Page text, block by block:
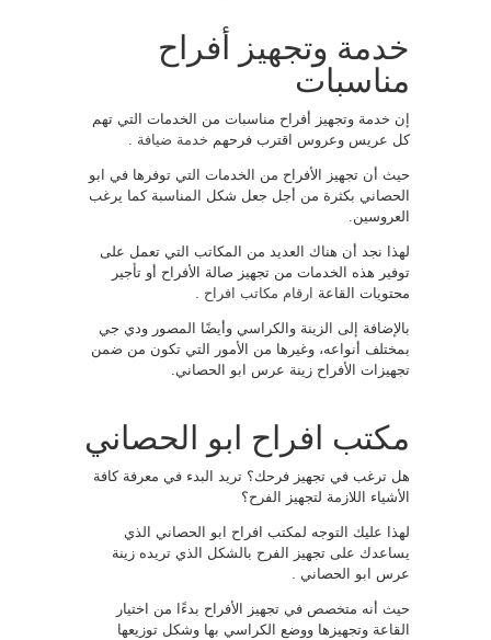
خدمة وتجهيز أفراح
مناسبات
إن خدمة وتجهيز أفراح مناسبات من الخدمات التي تهم
كل عريس وعروس اقترب فرحهم خدمة ضيافة
حيث أن تجهيز الأفراح من الخدمات التي توفرها في ابو
الحصاني بكثرة من أجل جعل شكل المناسبة كما يرغب
العروسين.
لهذا نجد أن هناك العديد من المكاتب التي تعمل على
توفير هذه الخدمات من تجهيز صالة الأفراح أو تأجير
محتويات القاعة ارقام مكاتب افراح
بالإضافة إلى الزينة والكراسي وأيضًا المصور ودي جي
بمختلف أنواعه، وغيرها من الأمور التي تكون من ضمن
تجهيزات الأفراح زينة عرس ابو الحصاني.
مكتب افراح ابو الحصاني
هل ترغب في تجهيز فرحك؟ تريد البدء في معرفة كافة
الأشياء اللازمة لتجهيز الفرح؟
لهذا عليك التوجه لمكتب افراح ابو الحصاني الذي
يساعدك على تجهيز الفرح بالشكل الذي تريده زينة
عرس ابو الحصاني .
حيث أنه متخصص في تجهيز الأفراح بدءًا من اختيار
القاعة وتجهيزها ووضع الكراسي بها وشكل توزيعها